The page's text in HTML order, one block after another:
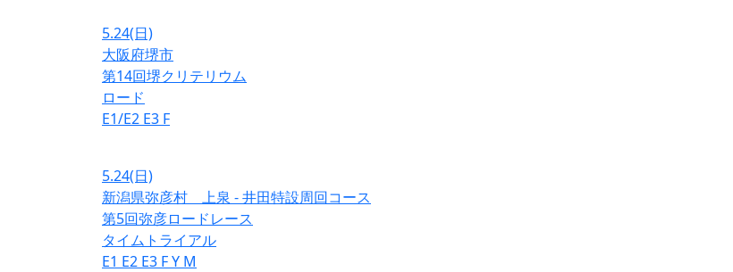
5.24(日)
大阪府堺市
第14回堺クリテリウム
ロード
E1/E2 E3 F
5.24(日)
新潟県弥彦村 上泉 - 井田特設周回コース
第5回弥彦ロードレース
タイムトライアル
E1 E2 E3 FY M